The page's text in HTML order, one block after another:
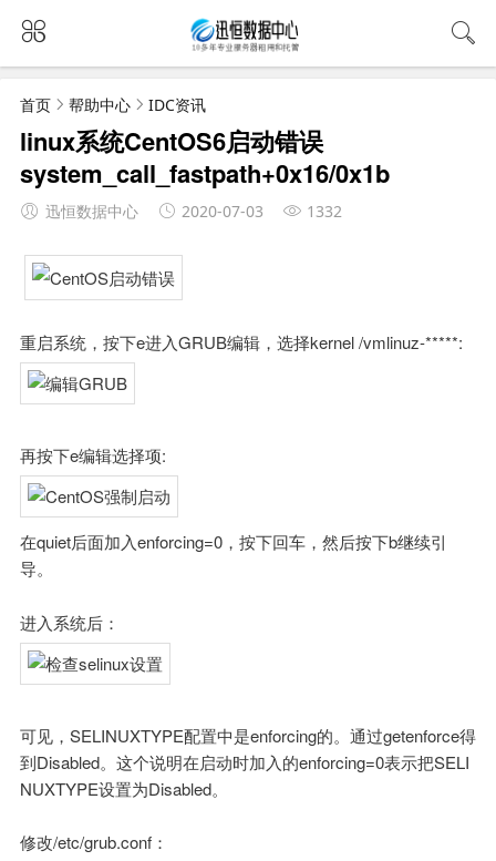
首页 帮助中心 IDC资讯
linux系统CentOS6启动错误
system_call_fastpath+0x16/0x1b
迅恒数据中心 2020-07-03 1332
重启系统，按下e进入GRUB编辑，选择kernel /vmlinuz-*****:
再按下e编辑选择项:
在quiet后面加入enforcing=0，按下回车，然后按下b继续引
导。
进入系统后：
可见，SELINUXTYPE配置中是enforcing的。通过getenforce得
到Disabled。这个说明在启动时加入的enforcing=0表示把SELI
NUXTYPE设置为Disabled。
修改/etc/grub.conf：